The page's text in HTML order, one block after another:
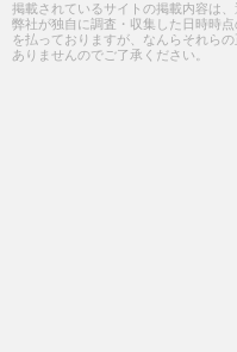
掲載されているサイトの掲載内容は
弊社が独自に調査・収集した日時時
を払っておりますが、なんらそれら
ありませんのでご了承ください。